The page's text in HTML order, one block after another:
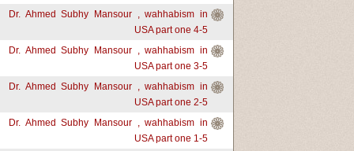
Dr. Ahmed Subhy Mansour , wahhabism in
USA part one 4-5
Dr. Ahmed Subhy Mansour , wahhabism in
USA part one 3-5
Dr. Ahmed Subhy Mansour , wahhabism in
USA part one 2-5
Dr. Ahmed Subhy Mansour , wahhabism in
USA part one 1-5